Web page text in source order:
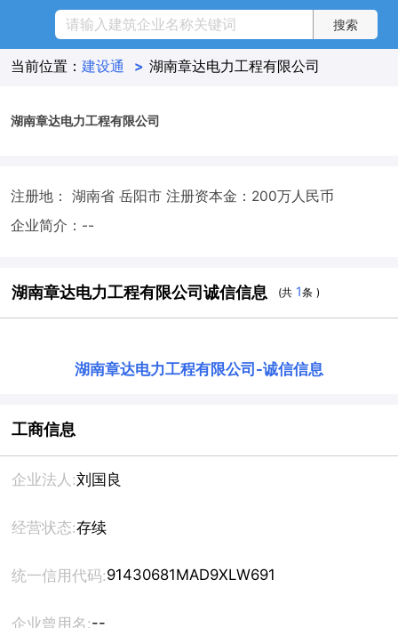
当前位置： 建设通 > 湖南章达电力工程有限公司
湖南章达电力工程有限公司
注册地： 湖南省 岳阳市 注册资本金：200万人民币
企业简介：--
湖南章达电力工程有限公司诚信信息 (共 1条 )
湖南章达电力工程有限公司 -诚信信息
工商信息
企业法人:刘国良
经营状态:存续
统一信用代码:91430681MAD9XLW691
企业曾用名:--